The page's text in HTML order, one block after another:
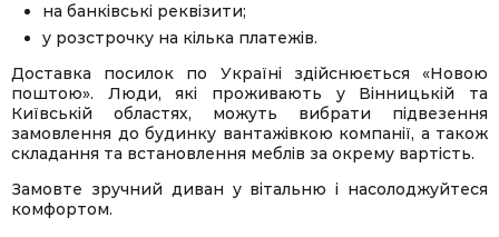
на банківські реквізити;
у розстрочку на кілька платежів.
Доставка посилок по Україні здійснюється «Новою
поштою». Люди, які проживають у Вінницькій та
Київській областях, можуть вибрати підвезення
замовлення до будинку вантажівкою компанії, а також
складання та встановлення меблів за окрему вартість.
Замовте зручний диван у вітальню і насолоджуйтеся
комфортом.